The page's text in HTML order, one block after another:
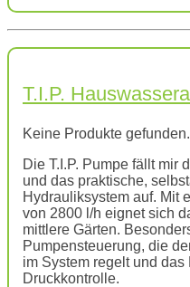
T.I.P.
Keine Produkte gefunden.
Die T.I.P. Pumpe fällt mir
und das praktische,
Hydrauliksystem auf. Mit
von 2800 l/h eignet sich
mittlere Gärten.
Pumpensteuerung, die
im System regelt und
Druckkontrolle.